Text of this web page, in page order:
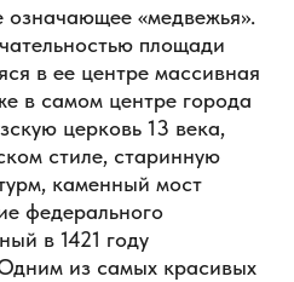
означающее «медвежья».
площади
в ее центре массивная
в самом центре города
церковь 13 века,
стиле, старинную
каменный мост
федерального
в 1421 году
из самых красивых